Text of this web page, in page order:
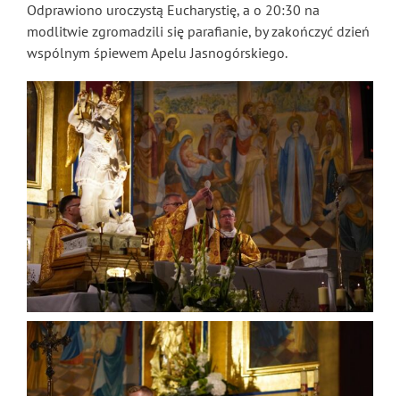
Odprawiono uroczystą Eucharystię, a o 20:30 na
modlitwie zgromadzili się parafianie, by zakończyć dzień
wspólnym śpiewem Apelu Jasnogórskiego.